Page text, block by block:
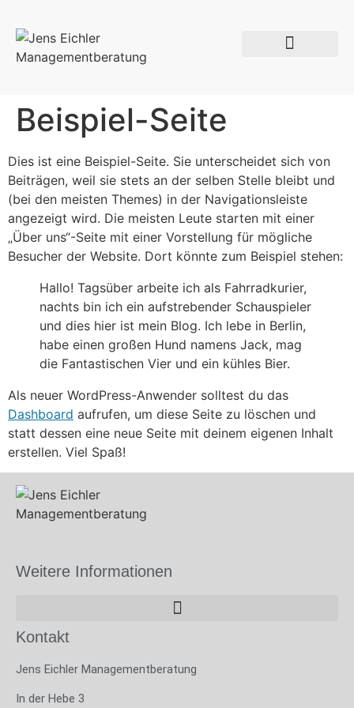
Beispiel-Seite
Dies ist eine Beispiel-Seite. Sie unterscheidet sich von
Beiträgen, weil sie stets an der selben Stelle bleibt und
(bei den meisten Themes) in der Navigationsleiste
angezeigt wird. Die meisten Leute starten mit einer
„Über uns“-Seite mit einer Vorstellung für mögliche
Besucher der Website. Dort könnte zum Beispiel stehen:
Hallo! Tagsüber arbeite ich als Fahrradkurier,
nachts bin ich ein aufstrebender Schauspieler
und dies hier ist mein Blog. Ich lebe in Berlin,
habe einen großen Hund namens Jack, mag
die Fantastischen Vier und ein kühles Bier.
Als neuer WordPress-Anwender solltest du das
Dashboard aufrufen, um diese Seite zu löschen und
statt dessen eine neue Seite mit deinem eigenen Inhalt
erstellen. Viel Spaß!
Weitere Informationen
Kontakt
Jens Eichler Managementberatung
In der Hebe 3